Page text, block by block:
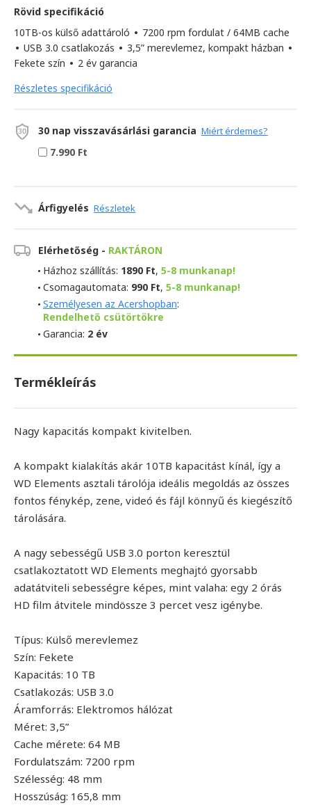
Rövid specifikáció
10TB-os külső adattároló • 7200 rpm fordulat / 64MB cache
• USB 3.0 csatlakozás • 3,5” merevlemez, kompakt házban •
Fekete szín • 2 év garancia
Részletes specifikáció
30 nap visszavásárlási garancia Miért érdemes?
7.990 Ft
Árfigyelés Részletek
Elérhetőség - RAKTÁRON
Házhoz szállítás: 1890 Ft, 5-8 munkanap!
Csomagautomata: 990 Ft, 5-8 munkanap!
Személyesen az Acershopban:
Rendelhető csütörtökre
Garancia: 2 év
Termékleírás
Nagy kapacitás kompakt kivitelben.
A kompakt kialakítás akár 10TB kapacitást kínál, így a
WD Elements asztali tárolója ideális megoldás az összes
fontos fénykép, zene, videó és fájl könnyű és kiegészítő
tárolására.
A nagy sebességű USB 3.0 porton keresztül
csatlakoztatott WD Elements meghajtó gyorsabb
adatátviteli sebességre képes, mint valaha: egy 2 órás
HD film átvitele mindössze 3 percet vesz igénybe.
Típus: Külső merevlemez
Szín: Fekete
Kapacitás: 10 TB
Csatlakozás: USB 3.0
Áramforrás: Elektromos hálózat
Méret: 3,5”
Cache mérete: 64 MB
Fordulatszám: 7200 rpm
Szélesség: 48 mm
Hosszúság: 165,8 mm